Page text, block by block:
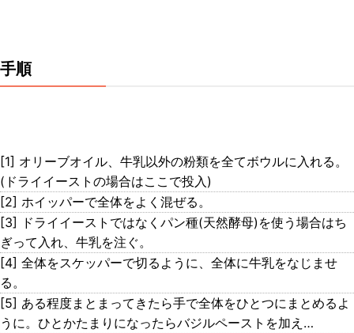
手順
[1] オリーブオイル、牛乳以外の粉類を全てボウルに入れる。
(ドライイーストの場合はここで投入)
[2] ホイッパーで全体をよく混ぜる。
[3] ドライイーストではなくパン種(天然酵母)を使う場合はち
ぎって入れ、牛乳を注ぐ。
[4] 全体をスケッパーで切るように、全体に牛乳をなじませ
る。
[5] ある程度まとまってきたら手で全体をひとつにまとめるよ
うに。ひとかたまりになったらバジルペーストを加え…